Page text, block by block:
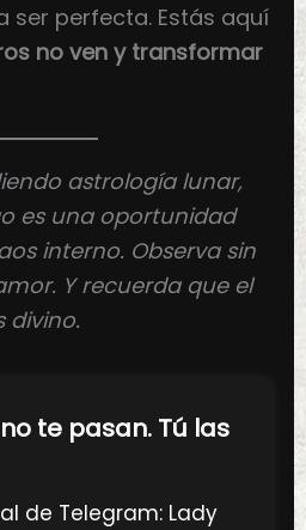
ser perfecta. Estás aquí
no ven y transformar
astrología lunar,
es una oportunidad
interno. Observa sin
Y recuerda que el
divino.
te pasan. Tú las
de Telegram: Lady